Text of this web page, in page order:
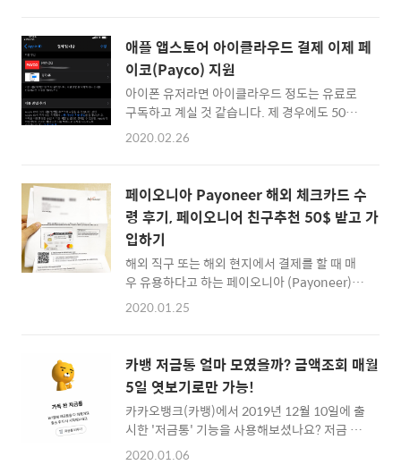
의 사람들이 재택 근무를 시작함으로써 지역 및
글로벌 경제 모두 매우 급진적인 영향을 미쳤습
니다. 2020년 3월 중순경,..
이 우리(체크)카드를 만들었습니다. 포인트 적
립은 1% (최대 1만원) Master카드 계열이라
해외결제도 가능하기에 쓰임새가 많을 것 같네
요. 해외 결제건도 1% 적립이 되고, 2020년 말
까지 국내 결제건의 0.5% 추가 적립 이벤트도
진행되기에... 결론적으로 2020년 12월 말까
(+ 이벤트 추가 5000포인트)니까, 결과적으로
한달에 1백만원을 쓰면 1만 5천원을 네이버포
인트로 돌..
애플 앱스토어 아이클라우드 결제 이제 페
이코(Payco) 지원
아이폰 유저라면 아이클라우드 정도는 유료로
구독하고 계실 것 같습니다. 제 경우에도 50GB
플랜을 사용하고 있는데요. 그 이유는 주로 맥과
없고 한때 모바일 게임 회사에서 일했던 사람이
맞는가?, 유료앱은 정말 유명하거나 실용적인
앱만 구입해서 사용하는데요. 요즘에는 쓸만한
유료앱이 이렇다 할게 없어서 유료앱을 거의 사
용하지 않게 되는 것 같습니다. 대부분 좋은 유
료 앱들은 구독형 경제로 가고 있기 때문에 아쉽
기도 하구요 ^^ 어찌되었든 2019년 7월 카카오
페이가 애플ID 결제 수단으로 등재된 것 처럼,
아이클라우드/애플뮤직 등의 결제 방식으로 등
록되었습니다. ..
2020.02.26
페이오니아 Payoneer 해외 체크카드 수
령 후기, 페이오니어 친구추천 50$ 받고 가
입하기
해외 직구 또는 해외 현지에서 결제를 할 때 매
우 유용하다고 하는 페이오니아 (Payoneer) 선
불 카드를 수취하게 되었습니다. 페이오니어
비앤비 숙소를 운영하면서 달러 계좌로 대급을
받고 싶으신 분들이 사용하시는 해외 핀테크 서
비스죠. 국내 카드로 결제가 안된다면, 미국 현
지에서 발행된 체크카드(DebitCard)와 동일한
취급을 받는 페이오니어 Prepaid 카드를 활용
해봄직 합니다. 마스터(MasterCard)로 미국
2020.01.25
카뱅 저금통 얼마 모였을까? 금액조회 매월
5일 엿보기로만 가능!
카카오뱅크(카뱅)에서 2019년 12월 10일에 출
시한 '저금통' 기능을 사용해보셨나요? 저금 매
번 통장 잔고가 딱 떨어지는 숫자가 아니면 동전
2020.01.06